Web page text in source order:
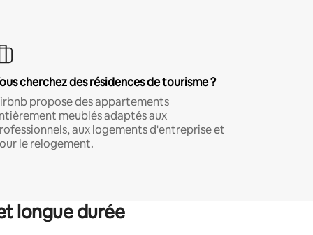
cherchez des résidences de tourisme ?
propose des appartements
meublés adaptés aux
aux logements d'entreprise et
le relogement.
longue durée